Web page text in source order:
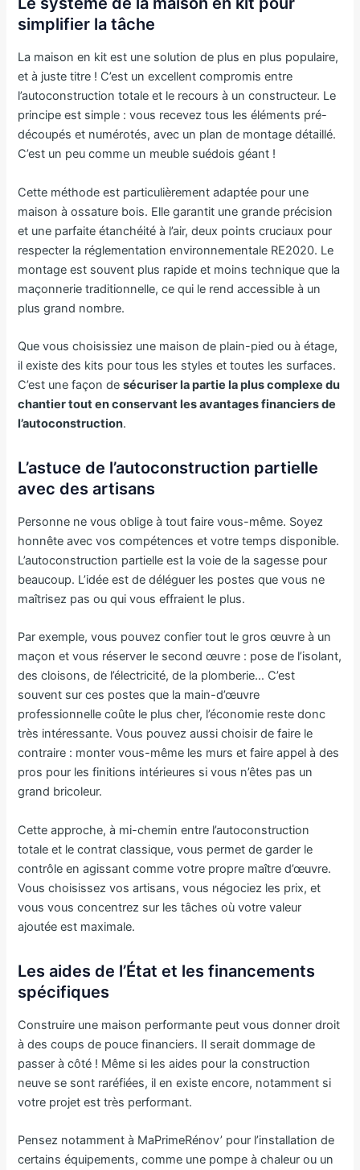
simplifier la tâche
La maison en kit est une solution de plus en plus populaire,
et à juste titre ! C’est un excellent compromis entre
l’autoconstruction totale et le recours à un constructeur. Le
principe est simple : vous recevez tous les éléments pré-
découpés et numérotés, avec un plan de montage détaillé.
C’est un peu comme un meuble suédois géant !
Cette méthode est particulièrement adaptée pour une
maison à ossature bois. Elle garantit une grande précision
et une parfaite étanchéité à l’air, deux points cruciaux pour
respecter la réglementation environnementale RE2020. Le
montage est souvent plus rapide et moins technique que la
maçonnerie traditionnelle, ce qui le rend accessible à un
plus grand nombre.
Que vous choisissiez une maison de plain-pied ou à étage,
il existe des kits pour tous les styles et toutes les surfaces.
C’est une façon desécuriser la partie la plus complexe du
chantier tout en conservant les avantages financiers de
l’autoconstruction.
L’astuce de l’autoconstruction partielle
avec des artisans
Personne ne vous oblige à tout faire vous-même. Soyez
honnête avec vos compétences et votre temps disponible.
L’autoconstruction partielle est la voie de la sagesse pour
beaucoup. L’idée est de déléguer les postes que vous ne
maîtrisez pas ou qui vous effraient le plus.
Par exemple, vous pouvez confier tout le gros œuvre à un
maçon et vous réserver le second œuvre : pose de l’isolant,
des cloisons, de l’électricité, de la plomberie… C’est
souvent sur ces postes que la main-d’œuvre
professionnelle coûte le plus cher, l’économie reste donc
très intéressante. Vous pouvez aussi choisir de faire le
contraire : monter vous-même les murs et faire appel à des
pros pour les finitions intérieures si vous n’êtes pas un
grand bricoleur.
Cette approche, à mi-chemin entre l’autoconstruction
totale et le contrat classique, vous permet de garder le
contrôle en agissant comme votre propre maître d’œuvre.
Vous choisissez vos artisans, vous négociez les prix, et
vous vous concentrez sur les tâches où votre valeur
ajoutée est maximale.
Les aides de l’État et les financements
spécifiques
Construire une maison performante peut vous donner droit
à des coups de pouce financiers. Il serait dommage de
passer à côté ! Même si les aides pour la construction
neuve se sont raréfiées, il en existe encore, notamment si
votre projet est très performant.
Pensez notamment à MaPrimeRénov’ pour l’installation de
certains équipements, comme une pompe à chaleur ou un